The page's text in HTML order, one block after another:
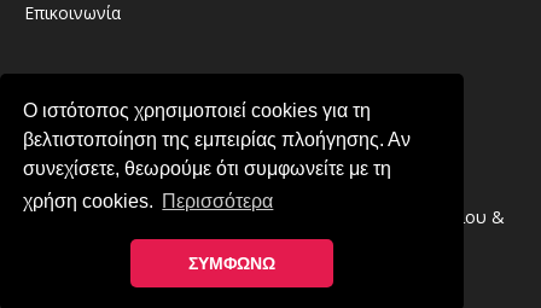
Ο ιστότοπος χρησιμοποιεί cookies για τη
βελτιστοποίηση της εμπειρίας πλοήγησης. Αν
συνεχίσετε, θεωρούμε ότι συμφωνείτε με τη
χρήση cookies. Περισσότερα
ΣΥΜΦΩΝΩ
Επικοινωνία
2610 439489
info@lirintzis.gr
Copyright © 2026 · Λυριντζής Ο.Ε. Συστήματα Αλουμινίου &
Μεταλλικές Κατασκευές στην Πάτρα
Πολιτική Απορρήτου
Κατασκευή ιστοσελίδας YES Internet